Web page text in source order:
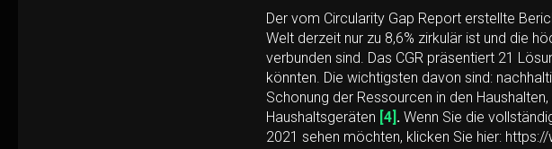
Der vom Circularity Gap Report erstellte
Welt derzeit nur zu 8,6% zirkulär ist und die
verbunden sind. Das CGR präsentiert 21
könnten. Die wichtigsten davon sind:
Schonung der Ressourcen in den
Haushaltsgeräten [4] . Wenn Sie die
2021 sehen möchten, klicken Sie hier: